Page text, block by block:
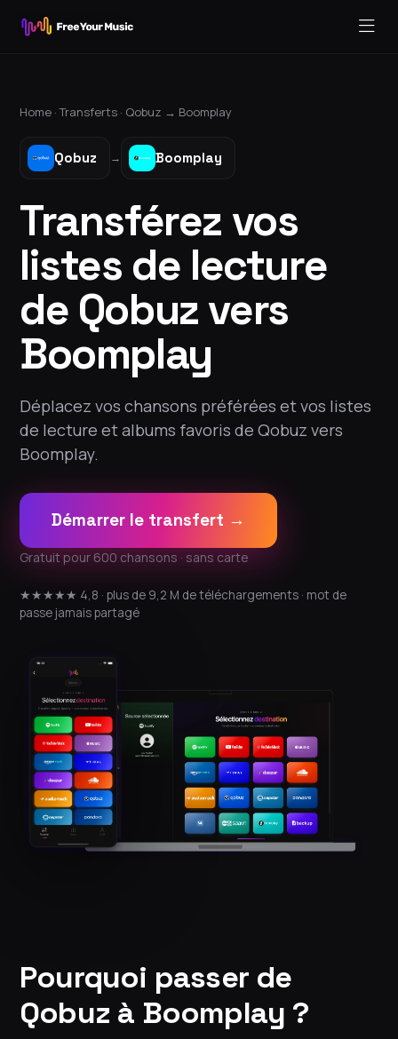
Home ·Transferts · Qobuz → Boomplay
Qobuz → Boomplay
Transférez vos
listes de lecture
de Qobuz vers
Boomplay
Déplacez vos chansons préférées et vos listes
de lecture et albums favoris de Qobuz vers
Boomplay.
Démarrer le transfert →
Gratuit pour 600 chansons · sans carte
★★★★★ 4,8 · plus de 9,2 M de téléchargements · mot de
passe jamais partagé
Pourquoi passer de
Qobuz à Boomplay ?